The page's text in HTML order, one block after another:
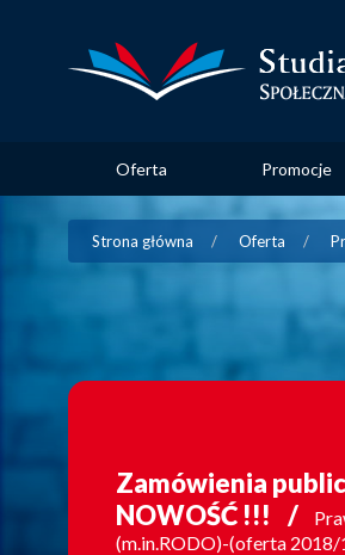
Oferta Promocje
Strona główna Oferta
Zamówienia
NOWOŚĆ !!!
(m.in.RODO)-(oferta 2018/